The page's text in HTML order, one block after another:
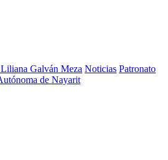
Galván Meza Noticias Patronato
de Nayarit